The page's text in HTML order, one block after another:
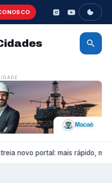
novo portal: mais rápido,